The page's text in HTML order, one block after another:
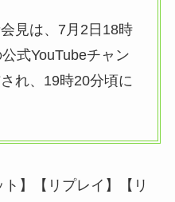
見は、7月2日18時
式YouTubeチャン
れ、19時20分頃に
】【リプレイ】【リ